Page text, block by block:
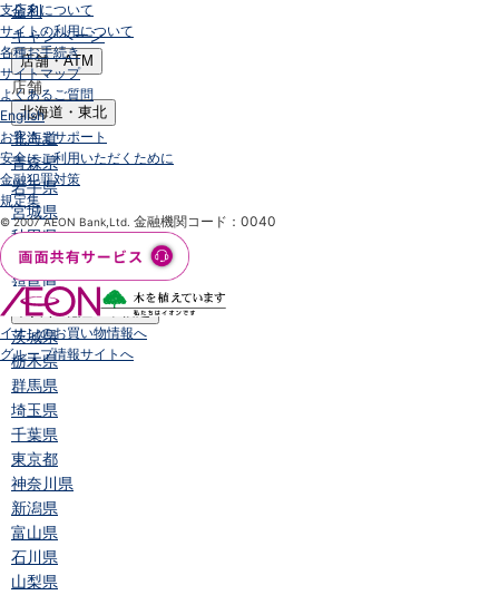
金利
キャンペーン
店舗・ATM
店舗
北海道・東北
北海道
青森県
岩手県
宮城県
秋田県
山形県
福島県
関東／北陸・甲信越
茨城県
栃木県
群馬県
埼玉県
千葉県
東京都
神奈川県
新潟県
富山県
石川県
山梨県
支店名について
サイトの利用について
各種お手続き
サイトマップ
よくあるご質問
English
お客さまサポート
安全にご利用いただくために
金融犯罪対策
規定集
© 2007 AEON Bank,Ltd. 金融機関コード：0040
イオンのお買い物情報へ
グループ情報サイトへ